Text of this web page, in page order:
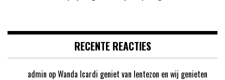
RECENTE REACTIES
admin opWanda Icardi geniet van lentezon en wij genieten